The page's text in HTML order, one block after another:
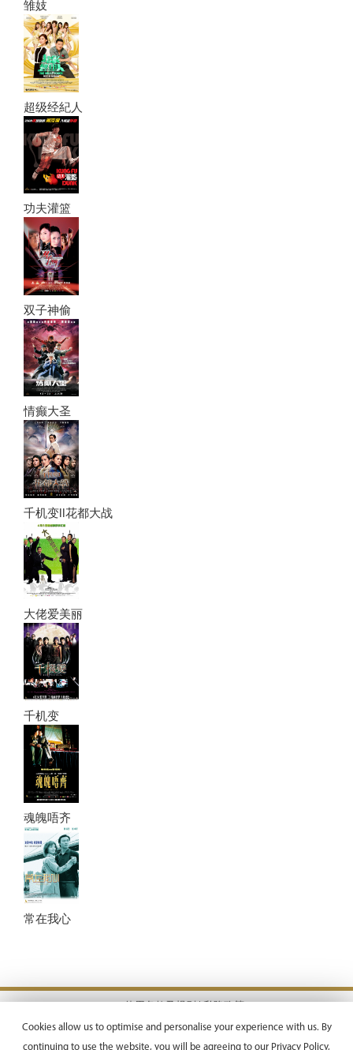
雏妓
超级经紀人
功夫灌篮
双子神偷
情癫大圣
千机变II花都大战
大佬爱美丽
千机变
魂魄唔齐
常在我心
Copyright © 2026 Emperor Motion Pictures.
Cookies allow us to optimise and personalise your experience with us. By
continuing to use the website, you will be agreeing to our Privacy Policy,